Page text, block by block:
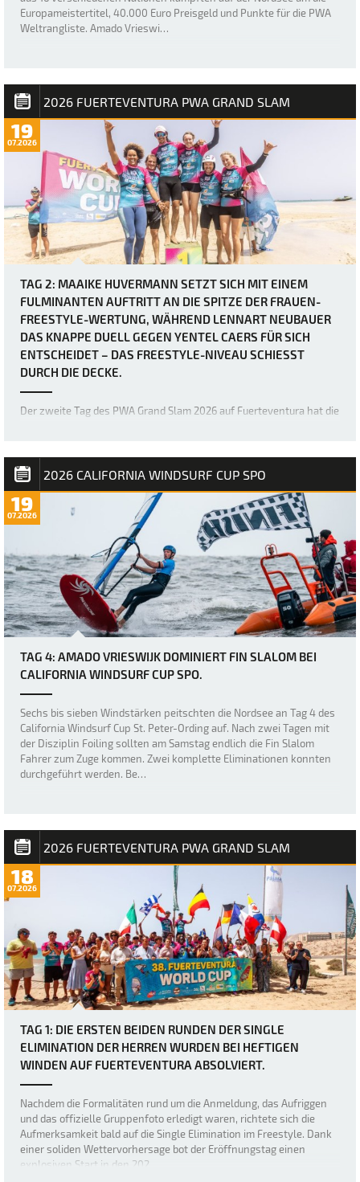
Europameistertitel, 40.000 Euro Preisgeld und Punkte für die PWA
Weltrangliste. Amado Vrieswi…
2026 FUERTEVENTURA PWA GRAND SLAM
19
07.2026
TAG 2: MAAIKE HUVERMANN SETZT SICH MIT EINEM
FULMINANTEN AUFTRITT AN DIE SPITZE DER FRAUEN-
FREESTYLE-WERTUNG, WÄHREND LENNART NEUBAUER
DAS KNAPPE DUELL GEGEN YENTEL CAERS FÜR SICH
ENTSCHEIDET – DAS FREESTYLE-NIVEAU SCHIESST D
URCH DIE DECKE.
Der zweite Tag des PWA Grand Slam 2026 auf Fuerteventura hat die
Freestyle-Bereich möglich ist. Bereits gestern war das Niveau
unglaublich hoch, doch über Na…
2026 CALIFORNIA WINDSURF CUP SPO
19
07.2026
TAG 4: AMADO VRIESWIJK DOMINIERT FIN SLALOM BEI
CALIFORNIA WINDSURF CUP SPO.
Sechs bis sieben Windstärken peitschten die Nordsee an Tag 4 des
California Windsurf Cup St. Peter-Ording auf. Nach zwei Tagen mit
der Disziplin Foiling sollten am Samstag endlich die Fin Slalom
Fahrer zum Zuge kommen. Zwei komplette Eliminationen konnten
durchgeführt werden. Be…
2026 FUERTEVENTURA PWA GRAND SLAM
18
07.2026
TAG 1: DIE ERSTEN BEIDEN RUNDEN DER SINGLE
ELIMINATION DER HERREN WURDEN BEI HEFTIGEN
WINDEN AUF FUERTEVENTURA ABSOLVIERT.
Nachdem die Formalitäten rund um die Anmeldung, das Aufriggen
und das offizielle Gruppenfoto erledigt waren, richtete sich die
Aufmerksamkeit bald auf die Single Elimination im Freestyle. Dank
einer soliden Wettervorhersage bot der Eröffnungstag einen
explosiven Start in den 202…